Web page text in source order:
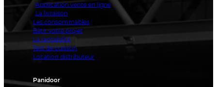
Application vente en ligne
La livraison
Les consommables
Bâtir votre projet
La rentabilité
Test de cuisson
Location distributeur
Panidoor